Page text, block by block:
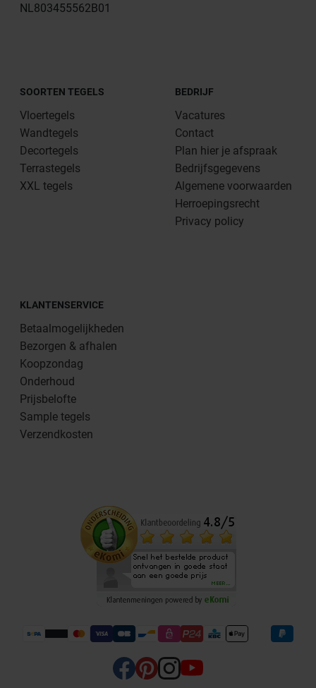
NL803455562B01
SOORTEN TEGELS
Vloertegels
Wandtegels
Decortegels
Terrastegels
XXL tegels
BEDRIJF
Vacatures
Contact
Plan hier je afspraak
Bedrijfsgegevens
Algemene voorwaarden
Herroepingsrecht
Privacy policy
KLANTENSERVICE
Betaalmogelijkheden
Bezorgen & afhalen
Koopzondag
Onderhoud
Prijsbelofte
Sample tegels
Verzendkosten